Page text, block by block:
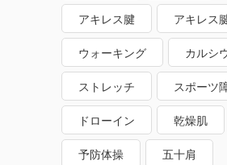
アキレス腱 アキレス
ウォーキング カルシ
ストレッチ スポーツ
ドローイン 乾燥肌
予防体操 五十肩